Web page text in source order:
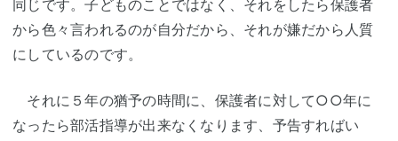
同じです。子どものことではなく、それをしたら保護者
から色々言われるのが自分だから、それが嫌だから人質
にしているのです。
それに５年の猶予の時間に、保護者に対して○○年に
なったら部活指導が出来なくなります、予告すればい